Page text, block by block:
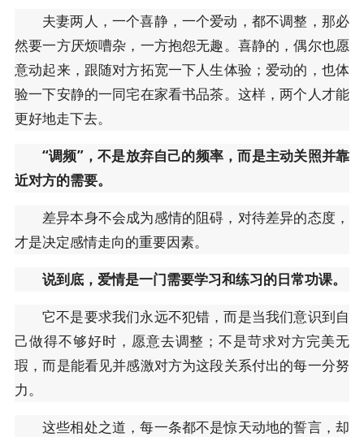
夫妻两人，一个喜静，一个爱动，都不调整，那必
然要一方厌烦嘈杂，一方抱怨无趣。喜静的，偶尔也愿
意动起来，跟随对方拓宽一下人生体验；爱动的，也体
验一下安静的一同宅在家看书品茶。这样，两个人才能
更好地走下去。
“调频”，不是放弃自己的频率，而是主动关照并靠
近对方的需要。
差异本身不会成为感情的阻碍，对待差异的态度，
才是决定感情走向的重要因素。
说到底，爱情是一门需要学习和练习的日常功课。
它不是要求我们永远不犯错，而是当我们意识到自
己做得不够好时，愿意去调整；不是苛求对方完美无
瑕，而是能看见并感激对方为这段关系付出的每一分努
力。
这些相处之道，每一条都不是惊天动地的誓言，却